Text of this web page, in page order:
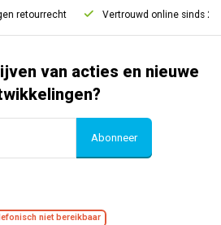
retourrecht Vertrouwd online sinds
van acties en nieuwe
Abonneer
niet bereikbaar